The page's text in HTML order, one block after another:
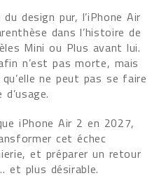
design pur, l’iPhone Air
dans l’histoire de
Mini ou Plus avant lui.
n’est pas morte, mais
ne peut pas se faire
iPhone Air 2 en 2027,
cet échec
et préparer un retour
et plus désirable.